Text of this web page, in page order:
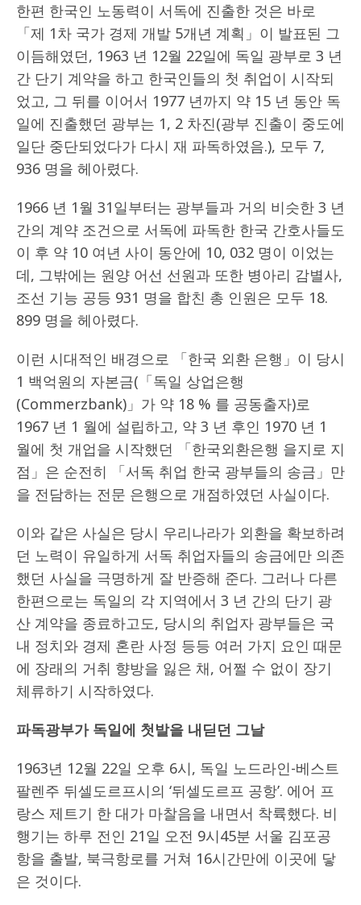
한편 한국인 노동력이 서독에 진출한 것은 바로
「제 1차 국가 경제 개발 5개년 계획」이 발표된 그
이듬해였던, 1963 년 12월 22일에 독일 광부로 3 년
간 단기 계약을 하고 한국인들의 첫 취업이 시작되
었고, 그 뒤를 이어서 1977 년까지 약 15 년 동안 독
일에 진출했던 광부는 1, 2 차진(광부 진출이 중도에
일단 중단되었다가 다시 재 파독하였음.), 모두 7,
936 명을 헤아렸다.
1966 년 1월 31일부터는 광부들과 거의 비슷한 3 년
간의 계약 조건으로 서독에 파독한 한국 간호사들도
이 후 약 10 여년 사이 동안에 10, 032 명이 이었는
데, 그밖에는 원양 어선 선원과 또한 병아리 감별사,
조선 기능 공등 931 명을 합친 총 인원은 모두 18.
899 명을 헤아렸다.
이런 시대적인 배경으로 「한국 외환 은행」이 당시
1 백억원의 자본금(「독일 상업은행
(Commerzbank)」가 약 18 % 를 공동출자)로
1967 년 1 월에 설립하고, 약 3 년 후인 1970 년 1
월에 첫 개업을 시작했던 「한국외환은행 을지로 지
점」은 순전히 「서독 취업 한국 광부들의 송금」만
을 전담하는 전문 은행으로 개점하였던 사실이다.
이와 같은 사실은 당시 우리나라가 외환을 확보하려
던 노력이 유일하게 서독 취업자들의 송금에만 의존
했던 사실을 극명하게 잘 반증해 준다. 그러나 다른
한편으로는 독일의 각 지역에서 3 년 간의 단기 광
산 계약을 종료하고도, 당시의 취업자 광부들은 국
내 정치와 경제 혼란 사정 등등 여러 가지 요인 때문
에 장래의 거취 향방을 잃은 채, 어쩔 수 없이 장기
체류하기 시작하였다.
파독광부가 독일에 첫발을 내딛던 그날
1963년 12월 22일 오후 6시, 독일 노드라인-베스트
팔렌주 뒤셀도르프시의 ‘뒤셀도르프 공항’. 에어 프
랑스 제트기 한 대가 마찰음을 내면서 착륙했다. 비
행기는 하루 전인 21일 오전 9시45분 서울 김포공
항을 출발, 북극항로를 거쳐 16시간만에 이곳에 닿
은 것이다.